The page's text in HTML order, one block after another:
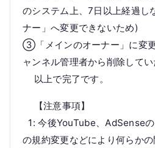
のシステム上、7日以上経過し
ナー」へ変更できないため)
③「メインのオーナー」に変
ャンネル管理者から削除してい
以上で完了です。
【注意事項】
1: 今後YouTube、AdSense
の規約変更などにより何らかの